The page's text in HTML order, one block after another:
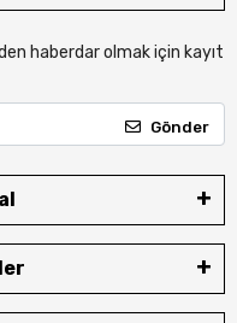
haberdar olmak için kayıt
Gönder